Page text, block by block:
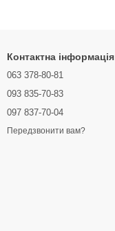
Контактна інформація
063 378-80-81
093 835-70-83
097 837-70-04
Передзвонити вам?